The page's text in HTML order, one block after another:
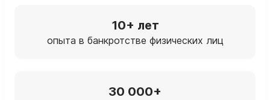
10+ лет
опыта в банкротстве физических лиц
30 000+